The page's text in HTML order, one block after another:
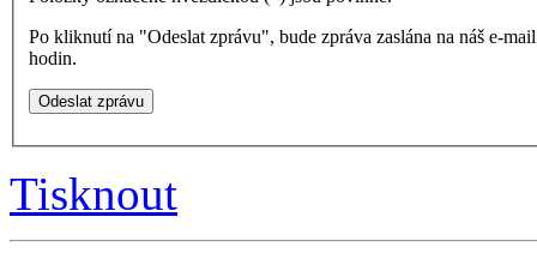
Po kliknutí na "Odeslat zprávu", bude zpráva zaslána na náš e-
hodin.
Tisknout